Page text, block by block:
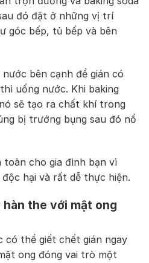
đó đặt ở những vị trí
góc bếp, tủ bếp và bên
bên cạnh để gián có
uống nước. Khi baking
sẽ tạo ra chất khí trong
bị trướng bụng sau đó nổ
toàn cho gia đình bạn vì
hại và rất dễ thực hiện.
the với mật ong
có thể giết chết gián ngay
ong đóng vai trò một